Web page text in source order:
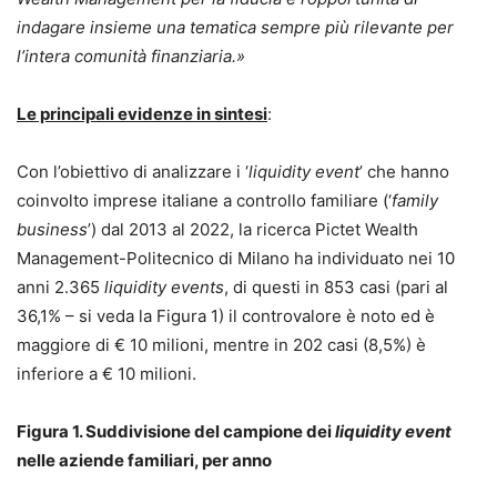
indagare insieme una tematica sempre più rilevante per
l’intera comunità finanziaria.»
Le principali evidenze in sintesi:
Con l’obiettivo di analizzare i ‘liquidity event’ che hanno
coinvolto imprese italiane a controllo familiare (‘family
business’) dal 2013 al 2022, la ricerca Pictet Wealth
Management-Politecnico di Milano ha individuato nei 10
anni 2.365 liquidity events, di questi in 853 casi (pari al
36,1% – si veda la Figura 1) il controvalore è noto ed è
maggiore di € 10 milioni, mentre in 202 casi (8,5%) è
inferiore a € 10 milioni.
Figura 1. Suddivisione del campione deiliquidity event
nelle aziende familiari, per anno